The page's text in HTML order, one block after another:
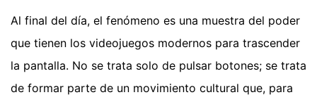
Al final del día, el fenómeno es una muestra del poder
que tienen los videojuegos modernos para trascender
la pantalla. No se trata solo de pulsar botones; se trata
de formar parte de un movimiento cultural que, para